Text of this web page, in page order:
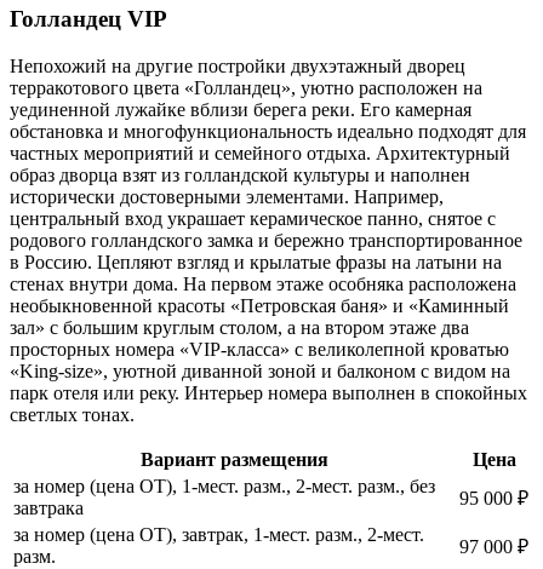
Голландец VIP
Непохожий на другие постройки двухэтажный дворец
терракотового цвета «Голландец», уютно расположен на
уединенной лужайке вблизи берега реки. Его камерная
обстановка и многофункциональность идеально подходят для
частных мероприятий и семейного отдыха. Архитектурный
образ дворца взят из голландской культуры и наполнен
исторически достоверными элементами. Например,
центральный вход украшает керамическое панно, снятое с
родового голландского замка и бережно транспортированное
в Россию. Цепляют взгляд и крылатые фразы на латыни на
стенах внутри дома. На первом этаже особняка расположена
необыкновенной красоты «Петровская баня» и «Каминный
зал» c большим круглым столом, а на втором этаже два
просторных номера «VIP-класса» с великолепной кроватью
«King-size», уютной диванной зоной и балконом с видом на
парк отеля или реку. Интерьер номера выполнен в спокойных
светлых тонах.
Вариант размещения
Цена
за номер (цена ОТ), 1-мест. разм., 2-мест. разм., без
завтрака
95 000 ₽
за номер (цена ОТ), завтрак, 1-мест. разм., 2-мест.
разм.
97 000 ₽